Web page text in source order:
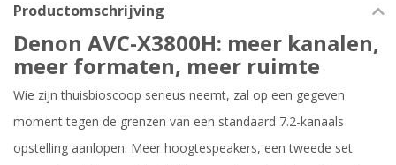
Productomschrijving
Denon AVC-X3800H: meer kanalen,
meer formaten, meer ruimte
Wie zijn thuisbioscoop serieus neemt, zal op een gegeven
moment tegen de grenzen van een standaard 7.2-kanaals
opstelling aanlopen. Meer hoogtespeakers, een tweede set